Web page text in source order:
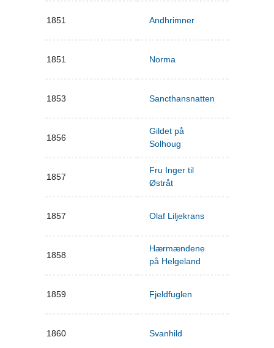
1851 Andhrimner
1851 Norma
1853 Sancthansnatten
1856
Gildet på
Solhoug
1857
Fru Inger til
Østråt
1857 Olaf Liljekrans
1858
Hærmændene
på Helgeland
1859 Fjeldfuglen
1860 Svanhild